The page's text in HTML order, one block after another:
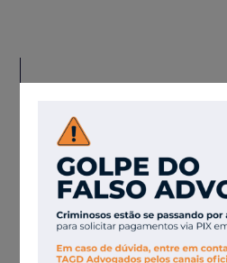
OUTROS
ARTIGOS